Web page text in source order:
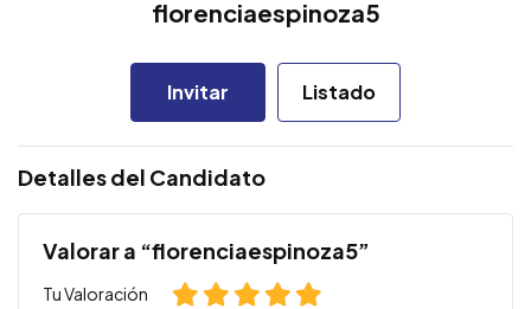
florenciaespinoza5
Invitar Listado
Detalles del Candidato
Valorar a “florenciaespinoza5”
Tu Valoración